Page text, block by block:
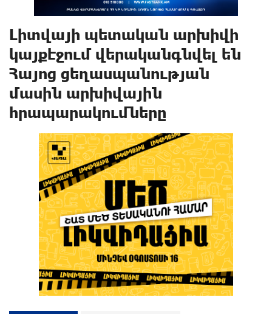
Լիտվայի պետական արխիվի
կայքէջում վերականգնվել են
Հայոց gեղաuպանnւթյան
մասին արխիվային
հրապարակումները